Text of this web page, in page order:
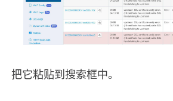
把它粘贴到搜索框中。